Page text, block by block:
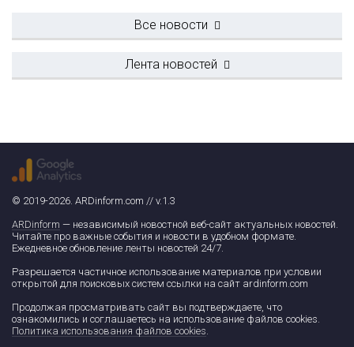
Все новости
Лента новостей
© 2019-2026. ARDinform.com // v.1.3
ARDinform — независимый новостной веб-сайт актуальных новостей.
Читайте про важные события и новости в удобном формате.
Ежедневное обновление ленты новостей 24/7.
Разрешается частичное использование материалов при условии
открытой для поисковых систем ссылки на сайт ardinform.com
Продолжая просматривать сайт вы подтверждаете, что
ознакомились и соглашаетесь на использование файлов cookies.
Политика использования файлов cookies.